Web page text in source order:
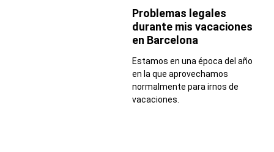
Problemas legales
durante mis vacaciones
en Barcelona
Estamos en una época del año
en la que aprovechamos
normalmente para irnos de
vacaciones.